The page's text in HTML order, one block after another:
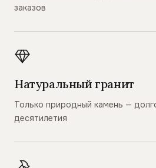
заказов
Натуральный гранит
Только природный камень —
десятилетия